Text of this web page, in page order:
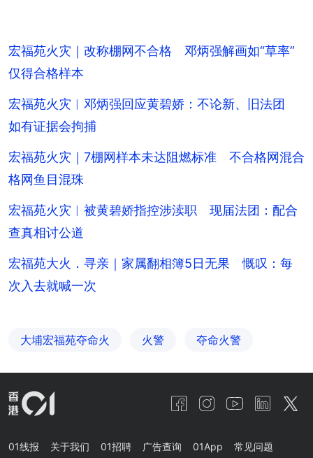
宏福苑火灾｜改称棚网不合格 邓炳强解画如“草率”
仅得合格样本
宏福苑火灾︱邓炳强回应黄碧娇：不论新、旧法团
如有证据会拘捕
宏福苑火灾｜7棚网样本未达阻燃标准 不合格网混合
格网鱼目混珠
宏福苑火灾︱被黄碧娇指控涉渎职 现届法团：配合
查真相讨公道
宏福苑大火．寻亲｜家属翻相簿5日无果 慨叹：每
次入去就喊一次
大埔宏福苑夺命火 火警 夺命火警
01线报 关于我们 01招聘 广告查询 01App 常见问题